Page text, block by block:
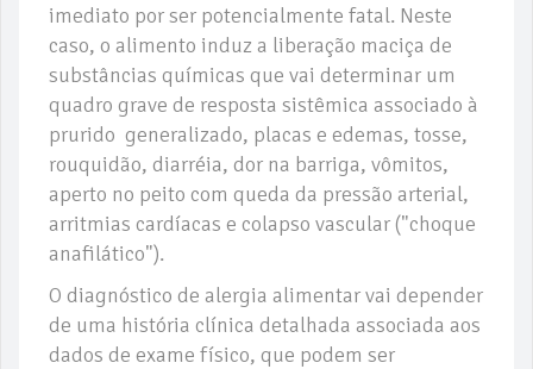
imediato por ser potencialmente fatal. Neste
caso, o alimento induz a liberação maciça de
substâncias químicas que vai determinar um
quadro grave de resposta sistêmica associado à
prurido generalizado, placas e edemas, tosse,
rouquidão, diarréia, dor na barriga, vômitos,
aperto no peito com queda da pressão arterial,
arritmias cardíacas e colapso vascular ("choque
anafilático").
O diagnóstico de alergia alimentar vai depender
de uma história clínica detalhada associada aos
dados de exame físico, que podem ser